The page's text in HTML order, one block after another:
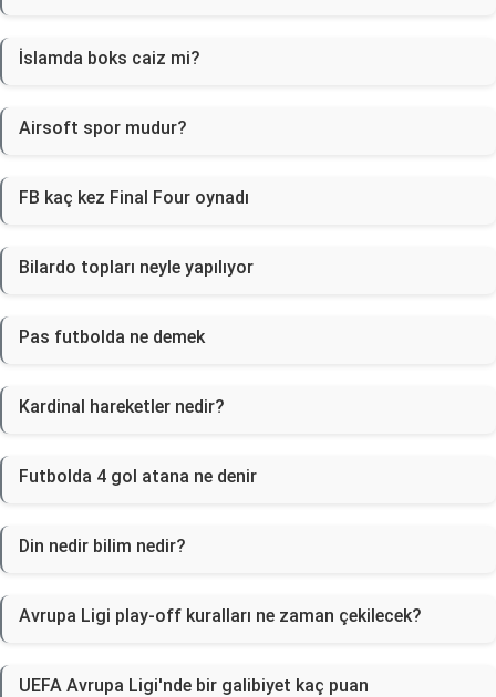
İslamda boks caiz mi?
Airsoft spor mudur?
FB kaç kez Final Four oynadı
Bilardo topları neyle yapılıyor
Pas futbolda ne demek
Kardinal hareketler nedir?
Futbolda 4 gol atana ne denir
Din nedir bilim nedir?
Avrupa Ligi play-off kuralları ne zaman çekilecek?
UEFA Avrupa Ligi'nde bir galibiyet kaç puan